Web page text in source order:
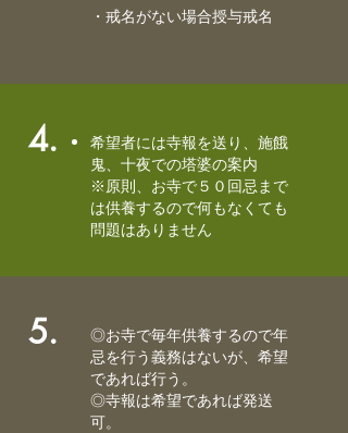
・戒名がない場合授与戒名
4.
希望者には寺報を送り、施餓
鬼、十夜での塔婆の案内
※原則、お寺で５０回忌まで
は供養するので何もなくても
問題はありません
5.
◎お寺で毎年供養するので年
忌を行う義務はないが、希望
であれば行う。
◎寺報は希望であれば発送
可。